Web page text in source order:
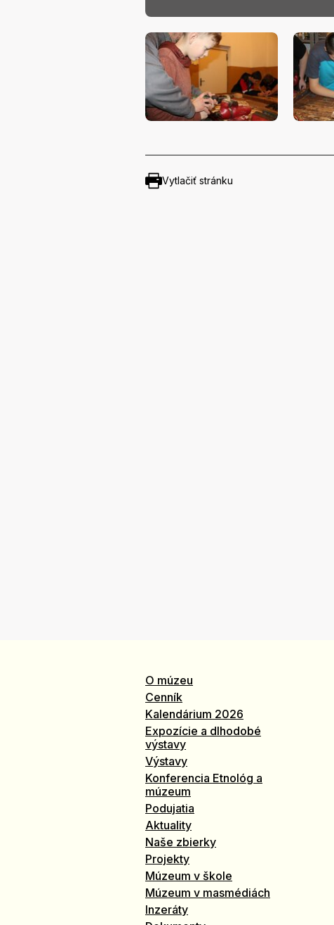
Vytlačiť stránku
O múzeu
Cenník
Kalendárium 2026
Expozície a dlhodobé
výstavy
Výstavy
Konferencia Etnológ a
múzeum
Podujatia
Aktuality
Naše zbierky
Projekty
Múzeum v škole
Múzeum v masmédiách
Inzeráty